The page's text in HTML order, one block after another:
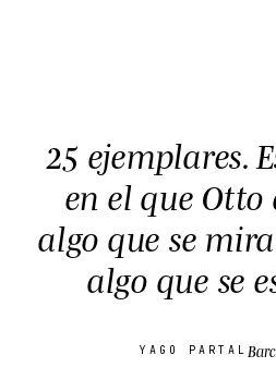
25 ejemplares.
en el que Otto
algo que se
algo que se
YAGO PARTAL